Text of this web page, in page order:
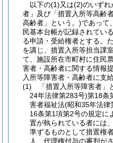
以下の(1)又は(2)のいず
者」及び「措置入所等高齢
高齢者」という。)であって
民基本台帳が記録されてい
る申請・受給権者とする。
を講じ、措置入所等担当課
て、施設所在市町村に住民
害者・高齢者に関する情報
入所等障害者・高齢者に支給
(1) 「措置入所等障害者」
24年法律第283号)第18条
害者福祉法(昭和35年法
16条第1項第2号の規定に
置が執られている者には
準ずるものとして措置権
人、代理権付与の審判が